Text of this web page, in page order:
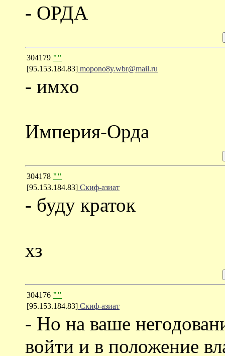
- ОРДА
304179 ""
[95.153.184.83] mopono8y.wbr@mail.ru
- имхо
Империя-Орда
304178 ""
[95.153.184.83] Скиф-азиат
- буду краток
хз
304176 ""
[95.153.184.83] Скиф-азиат
- Но на ваше
войти и в положение